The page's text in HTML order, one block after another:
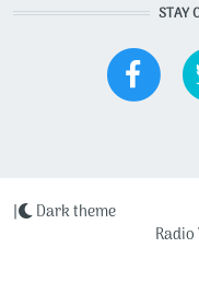
STAY
| Dark theme